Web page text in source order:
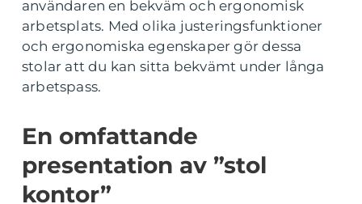
användaren en bekväm och ergonomisk
arbetsplats. Med olika justeringsfunktioner
och ergonomiska egenskaper gör dessa
stolar att du kan sitta bekvämt under långa
arbetspass.
En omfattande
presentation av ”stol
kontor”